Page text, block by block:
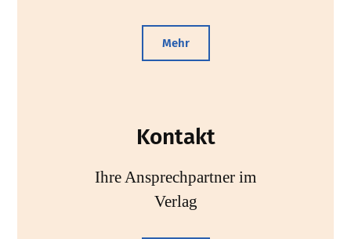
Mehr
Kontakt
Ihre Ansprechpartner im
Verlag